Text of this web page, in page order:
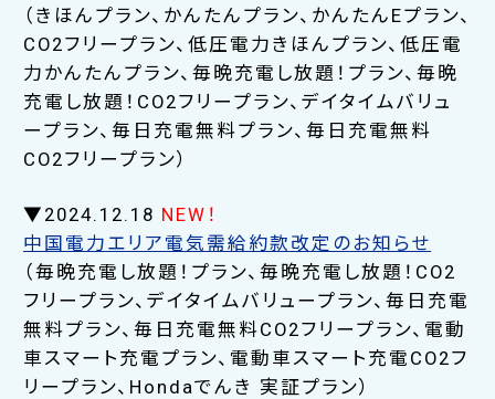
（きほんプラン、かんたんプラン、かんたんEプラン、
CO2フリープラン、低圧電力きほんプラン、低圧電
力かんたんプラン、毎晩充電し放題！プラン、毎晩
充電し放題！CO2フリープラン、デイタイムバリュ
ープラン、毎日充電無料プラン、毎日充電無料
CO2フリープラン）
▼2024.12.18 NEW！
中国電力エリア電気需給約款改定のお知らせ
（毎晩充電し放題！プラン、毎晩充電し放題！CO2
フリープラン、デイタイムバリュープラン、毎日充電
無料プラン、毎日充電無料CO2フリープラン、電動
車スマート充電プラン、電動車スマート充電CO2フ
リープラン、Hondaでんき 実証プラン）